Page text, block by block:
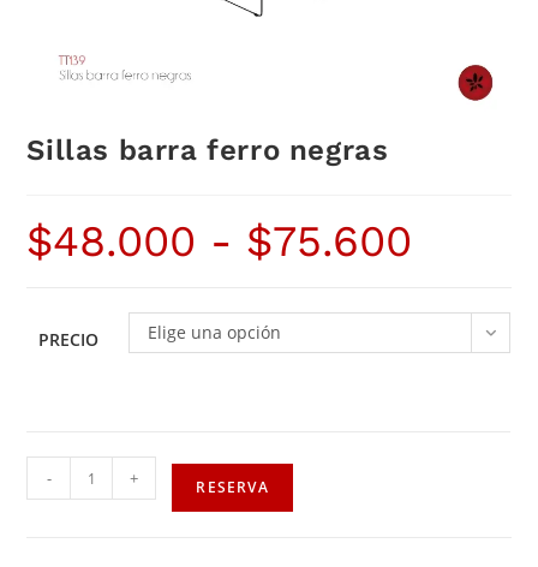
Sillas barra ferro negras
$48.000 - $75.600
PRECIO Elige una opción
- + RESERVA